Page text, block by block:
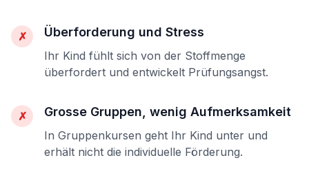
✗ Überforderung und Stress
Ihr Kind fühlt sich von der Stoffmenge
überfordert und entwickelt Prüfungsangst.
✗ Grosse Gruppen, wenig Aufmerksamkeit
In Gruppenkursen geht Ihr Kind unter und
erhält nicht die individuelle Förderung.